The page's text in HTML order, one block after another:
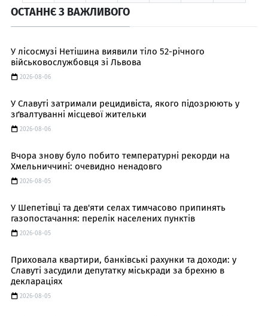
ОСТАННЄ З ВАЖЛИВОГО
У лісосмузі Нетішина виявили тіло 52-річного
військовослужбовця зі Львова
2026-08-06
У Славуті затримали рецидивіста, якого підозрюють у
зґвалтуванні місцевої жительки
2026-08-06
Вчора знову було побито температурні рекорди на
Хмельниччині: очевидно ненадовго
2026-08-05
У Шепетівці та дев'яти селах тимчасово припинять
газопостачання: перелік населених пунктів
2026-08-05
Приховала квартири, банківські рахунки та доходи: у
Славуті засудили депутатку міськради за брехню в
деклараціях
2026-08-05